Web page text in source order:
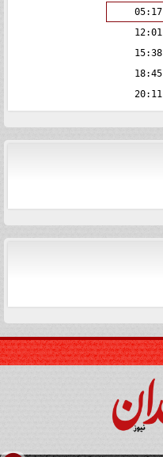
05:17
12:01
15:38
18:45
20:11